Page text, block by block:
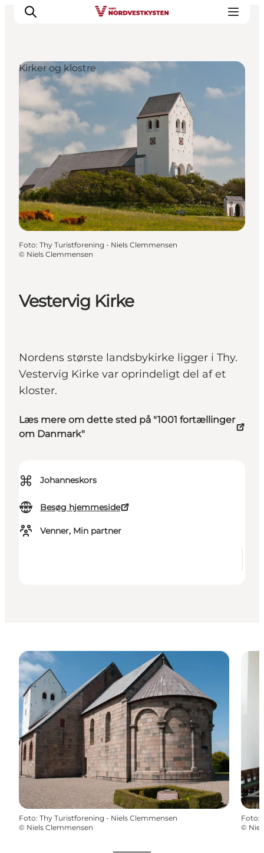
Feriesteder
Inspiration
Handicapvenlig ferie
Events
Overnatning
Planlæg din ferie
Vestervig Kirke
Nordens største landsbykirke ligger i Thy.
Vestervig Kirke var oprindeligt del af et
kloster.
Læs mere om dette sted på "1001 fortællinger
om Danmark"
⌘ Johanneskors
Besøg hjemmeside
Venner, Min partner
Kirker og klostre
Foto: Thy Turistforening - Niels Clemmensen
© Niels Clemmensen
Foto: Thy Turistforening - Niels Clemmensen
© Niels Clemmensen
Foto:
©